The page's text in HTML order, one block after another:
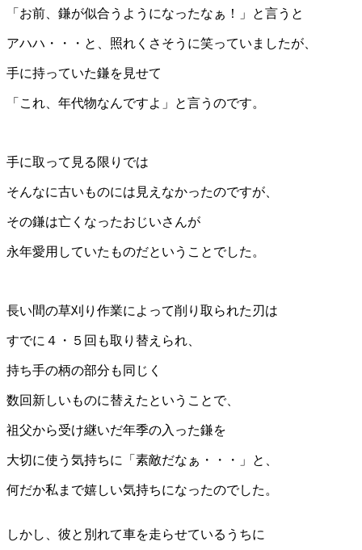
「お前、鎌が似合うようになったなぁ！」と言うと
アハハ・・・と、照れくさそうに笑っていましたが、
手に持っていた鎌を見せて
「これ、年代物なんですよ」と言うのです。
手に取って見る限りでは
そんなに古いものには見えなかったのですが、
その鎌は亡くなったおじいさんが
永年愛用していたものだということでした。
長い間の草刈り作業によって削り取られた刃は
すでに４・５回も取り替えられ、
持ち手の柄の部分も同じく
数回新しいものに替えたということで、
祖父から受け継いだ年季の入った鎌を
大切に使う気持ちに「素敵だなぁ・・・」と、
何だか私まで嬉しい気持ちになったのでした。
しかし、彼と別れて車を走らせているうちに